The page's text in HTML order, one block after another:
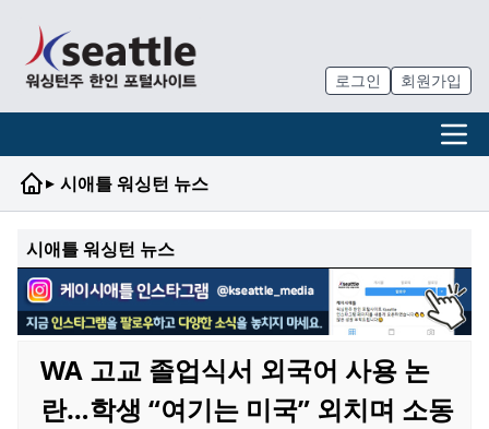
로그인 회원가입
▸ 시애틀 워싱턴 뉴스
시애틀 워싱턴 뉴스
WA 고교 졸업식서 외국어 사용 논
란…학생 “여기는 미국” 외치며 소동